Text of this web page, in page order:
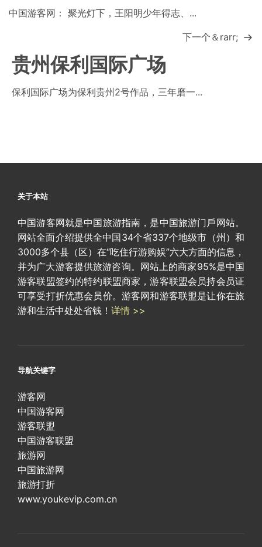
中国游客网： 聚光灯下，王阳明少年得志、...
下一个＆rarr;
贵州保利国际广场
保利国际广场为保利贵州2号作品，三年磨一...
关于本站
中国游客网就是中国旅游指南，是中国旅游门戶网站。
网站全面介绍提供全中国34个省337个地级市（州）和
3000多个县（区）在“吃住行游购娱”六大方面的信息，
并为广大游客提供旅游咨询。网站上的商家95%是中国
游客联盟签约的特约联盟商家，游客联盟会员持会员证
可享受打折优惠会员价。游客网和游客联盟是让你在旅
游和生活中处处省钱！ 详情 >>
导航关键字
游客网
中国游客网
游客联盟
中国游客联盟
旅游网
中国旅游网
旅游打折
www.youkevip.com.cn